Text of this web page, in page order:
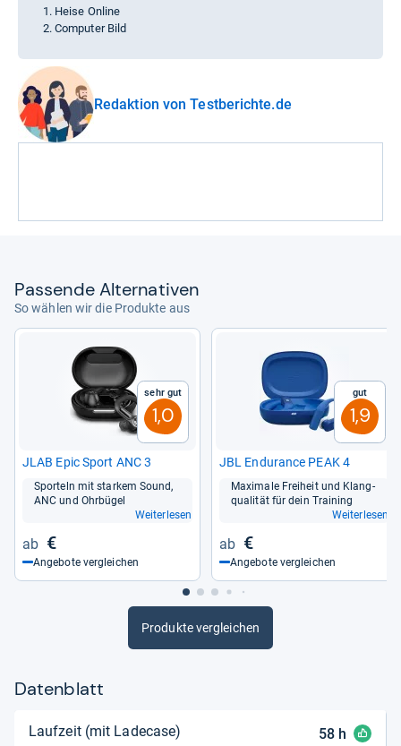
Heise Online
Computer Bild
Redaktion von Testberichte.de
Pas­sende Alter­na­ti­ven
So wählen wir die Produkte aus
Sehr gut
1,0
JLAB Epic Sport ANC 3
Spor­teln mit star­kem Sound,
ANC und Ohr­bü­gel
Weiterlesen
€
Angebote vergleichen
Gut
1,9
JBL Endu­rance PEAK 4
Maxi­male Frei­heit und Klang­
qua­li­tät für dein Trai­ning
Weiterlesen
€
Angebote vergleichen
Produkte vergleichen
Datenblatt
Laufzeit (mit Ladecase) 58h